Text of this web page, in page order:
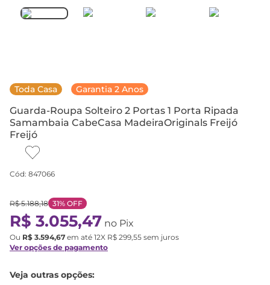
Toda Casa Garantia 2 Anos
Guarda-Roupa Solteiro 2 Portas 1 Porta Ripada
Samambaia CabeCasa MadeiraOriginals Freijó
Freijó
Cód: 847066
R$ 5.188,18 31% OFF
R$ 3.055,47 no Pix
Ou R$ 3.594,67 em até 12X R$ 299,55 sem juros
Ver opções de pagamento
Veja outras opções: